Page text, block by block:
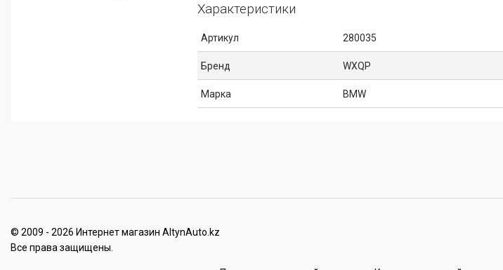
Характеристики
Артикул 280035
Бренд WXQP
Марка BMW
© 2009 - 2026 Интернет магазин AltynAuto.kz
Все права защищены.